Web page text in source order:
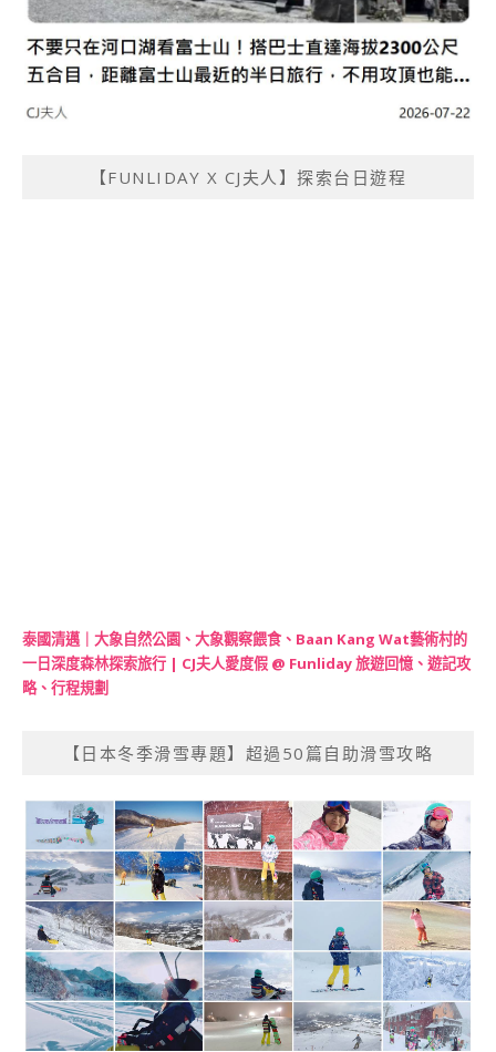
【FUNLIDAY X CJ夫人】探索台日遊程
泰國清邁｜大象自然公園、大象觀察餵食、Baan Kang Wat藝術村的
一日深度森林探索旅行 | CJ夫人愛度假 @ Funliday 旅遊回憶、遊記攻
略、行程規劃
【日本冬季滑雪專題】超過50篇自助滑雪攻略